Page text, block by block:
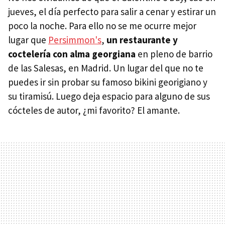
jueves, el día perfecto para salir a cenar y estirar un
poco la noche. Para ello no se me ocurre mejor
lugar que Persimmon's, un restaurante y
coctelería con alma georgiana en pleno de barrio
de las Salesas, en Madrid. Un lugar del que no te
puedes ir sin probar su famoso bikini georigiano y
su tiramisú. Luego deja espacio para alguno de sus
cócteles de autor, ¿mi favorito? El amante.